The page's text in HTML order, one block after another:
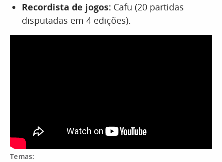
Recordista de jogos: Cafu (20 partidas
disputadas em 4 edições).
Temas: